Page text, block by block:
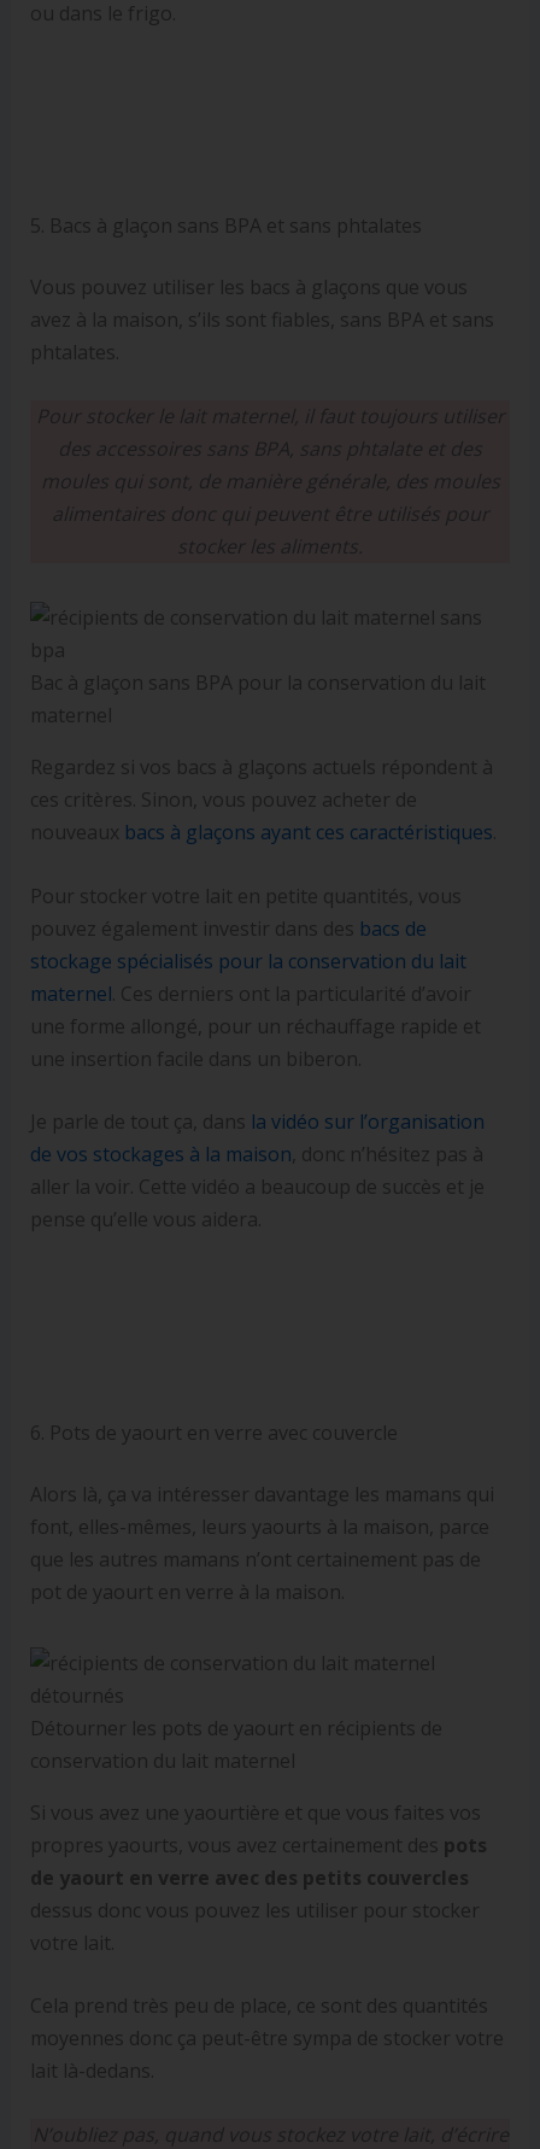
ou dans le frigo.
5. Bacs à glaçon sans BPA et sans phtalates
Vous pouvez utiliser les bacs à glaçons que vous
avez à la maison, s’ils sont fiables, sans BPA et sans
phtalates.
Pour stocker le lait maternel, il faut toujours utiliser
des accessoires sans BPA, sans phtalate et des
moules qui sont, de manière générale, des moules
alimentaires donc qui peuvent être utilisés pour
stocker les aliments.
Bac à glaçon sans BPA pour la conservation du lait
maternel
Regardez si vos bacs à glaçons actuels répondent à
ces critères. Sinon, vous pouvez acheter de
nouveaux bacs à glaçons ayant ces caractéristiques.
Pour stocker votre lait en petite quantités, vous
pouvez également investir dans des bacs de
stockage spécialisés pour la conservation du lait
maternel. Ces derniers ont la particularité d’avoir
une forme allongé, pour un réchauffage rapide et
une insertion facile dans un biberon.
Je parle de tout ça, dans la vidéo sur l’organisation
de vos stockages à la maison , donc n’hésitez pas à
aller la voir. Cette vidéo a beaucoup de succès et je
pense qu’elle vous aidera.
6. Pots de yaourt en verre avec couvercle
Alors là, ça va intéresser davantage les mamans qui
font, elles-mêmes, leurs yaourts à la maison, parce
que les autres mamans n’ont certainement pas de
pot de yaourt en verre à la maison.
Détourner les pots de yaourt en récipients de
conservation du lait maternel
Si vous avez une yaourtière et que vous faites vos
propres yaourts, vous avez certainement des pots
de yaourt en verre avec des petits couvercles
dessus donc vous pouvez les utiliser pour stocker
votre lait.
Cela prend très peu de place, ce sont des quantités
moyennes donc ça peut-être sympa de stocker votre
lait là-dedans.
N’oubliez pas, quand vous stockez votre lait, d’écrire